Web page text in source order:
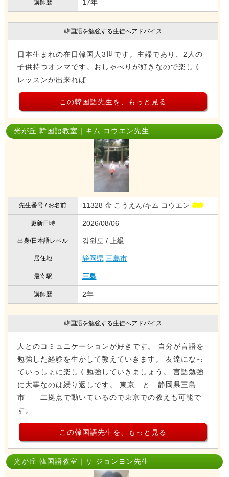
講師歴 17年
韓国語を勉強する生徒へアドバイス
日本生まれの在日韓国人3世です。主婦であり、2人の
子供持つオンマです。おしゃべりが好きなので楽しく
レッスンが出来れば…
この韓国語先生を、もっと見る
光が丘 韓国語教室｜キム コウエン先生
先生番号 / お名前 11328 金 こうえん/キム コウエン
更新日時 2026/08/06
出身/日本語レベル 강원도 / 上級
居住地 静岡県 三島市
最寄駅 三島
講師歴 2年
韓国語を勉強する生徒へアドバイス
人とのコミュニケーションが好きです。 自分が言語を
勉強した経験を生かして教えていきます。 友達になっ
ていっしょに楽しく勉強していきましょう。 言語勉強
に大事なのは繰り返しです。 東京 と 静岡県三島
市 二拠点で動いているので東京での教えも可能で
す。
この韓国語先生を、もっと見る
光が丘 韓国語教室｜リ ジョンヨン先生